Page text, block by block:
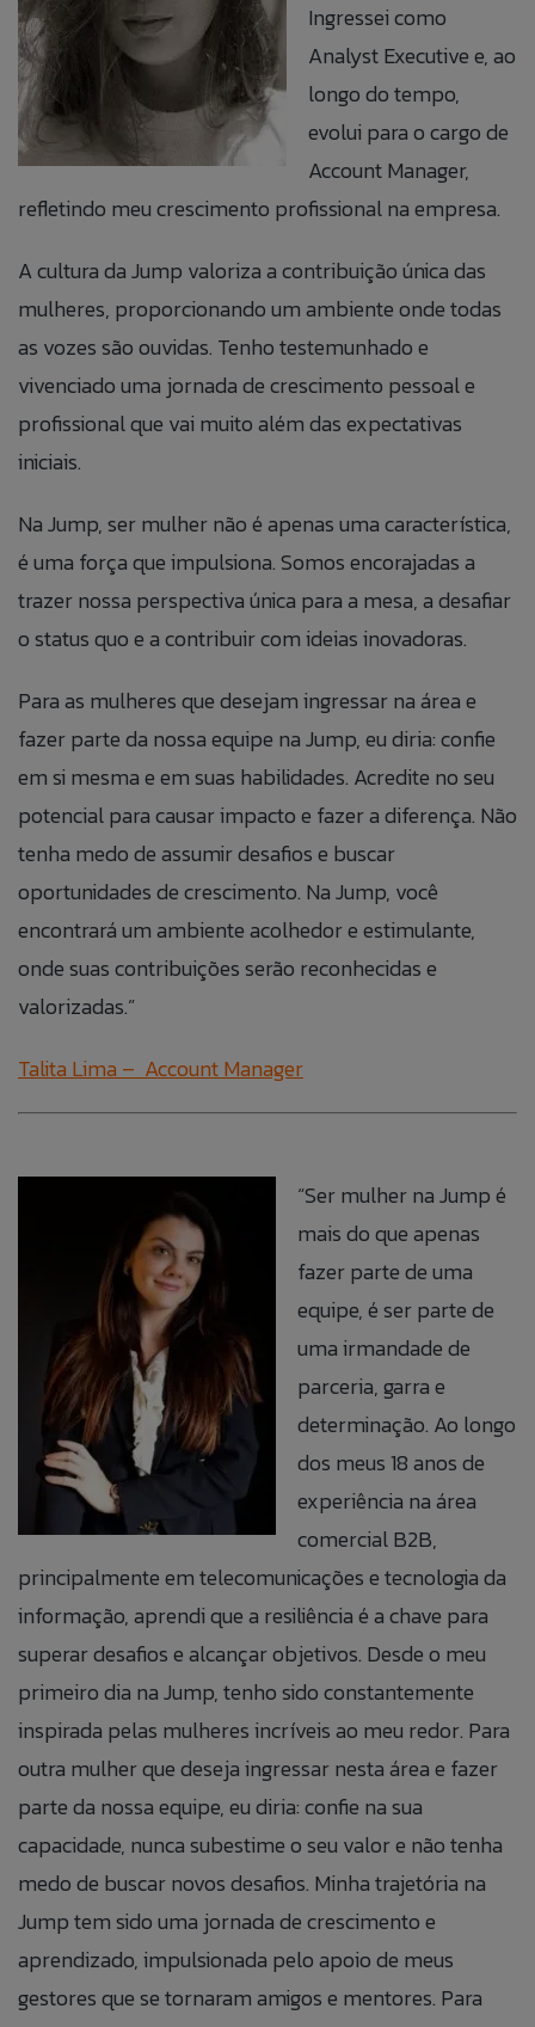
Ingressei como
Analyst Executive e, ao
longo do tempo,
evolui para o cargo de
Account Manager,
refletindo meu crescimento profissional na empresa.
A cultura da Jump valoriza a contribuição única das
mulheres, proporcionando um ambiente onde todas
as vozes são ouvidas. Tenho testemunhado e
vivenciado uma jornada de crescimento pessoal e
profissional que vai muito além das expectativas
iniciais.
Na Jump, ser mulher não é apenas uma característica,
é uma força que impulsiona. Somos encorajadas a
trazer nossa perspectiva única para a mesa, a desafiar
o status quo e a contribuir com ideias inovadoras.
Para as mulheres que desejam ingressar na área e
fazer parte da nossa equipe na Jump, eu diria: confie
em si mesma e em suas habilidades. Acredite no seu
potencial para causar impacto e fazer a diferença. Não
tenha medo de assumir desafios e buscar
oportunidades de crescimento. Na Jump, você
encontrará um ambiente acolhedor e estimulante,
onde suas contribuições serão reconhecidas e
valorizadas.”
Talita Lima – Account Manager
“Ser mulher na Jump é
mais do que apenas
fazer parte de uma
equipe, é ser parte de
uma irmandade de
parceria, garra e
determinação. Ao longo
dos meus 18 anos de
experiência na área
comercial B2B,
principalmente em telecomunicações e tecnologia da
informação, aprendi que a resiliência é a chave para
superar desafios e alcançar objetivos. Desde o meu
primeiro dia na Jump, tenho sido constantemente
inspirada pelas mulheres incríveis ao meu redor. Para
outra mulher que deseja ingressar nesta área e fazer
parte da nossa equipe, eu diria: confie na sua
capacidade, nunca subestime o seu valor e não tenha
medo de buscar novos desafios. Minha trajetória na
Jump tem sido uma jornada de crescimento e
aprendizado, impulsionada pelo apoio de meus
gestores que se tornaram amigos e mentores. Para
Fale Conosco
Caso queira realizar alguma reclamação de
maneira anônima, você pode fazê-lo clicando no
ACESSAR FORMULÁRIO ANÔNIMO.
Talk to Us
If you want to make a complaint anonymously,
you can do so by clicking the button to the side:
ACCESS ANONYMOUS FORM.
Banco de
Currículos
Preencha as informações abaixo para
adicionar suas informações ao nosso banco
Aceito que meus dados sejam utilizados para
possibilitar que a Jump Label identifique e entre em
relacionamento e ações de seleção para vaga.